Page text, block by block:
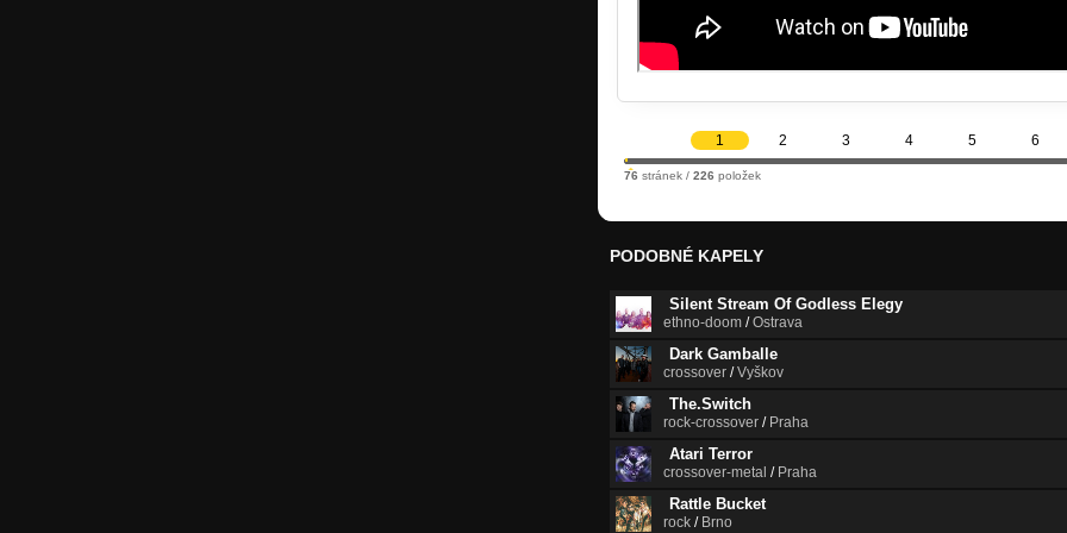
1 2 3 4 5 6
76 stránek / 226 položek
PODOBNÉ KAPELY
Silent Stream Of Godless Elegy
ethno-doom /Ostrava
Dark Gamballe
crossover /Vyškov
The.Switch
rock-crossover / Praha
Atari Terror
crossover-metal / Praha
Rattle Bucket
rock / Brno